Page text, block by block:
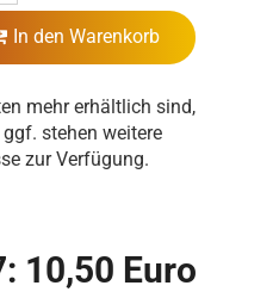
In den Warenkorb
mehr erhältlich sind,
stehen weitere
zur Verfügung.
10,50 Euro